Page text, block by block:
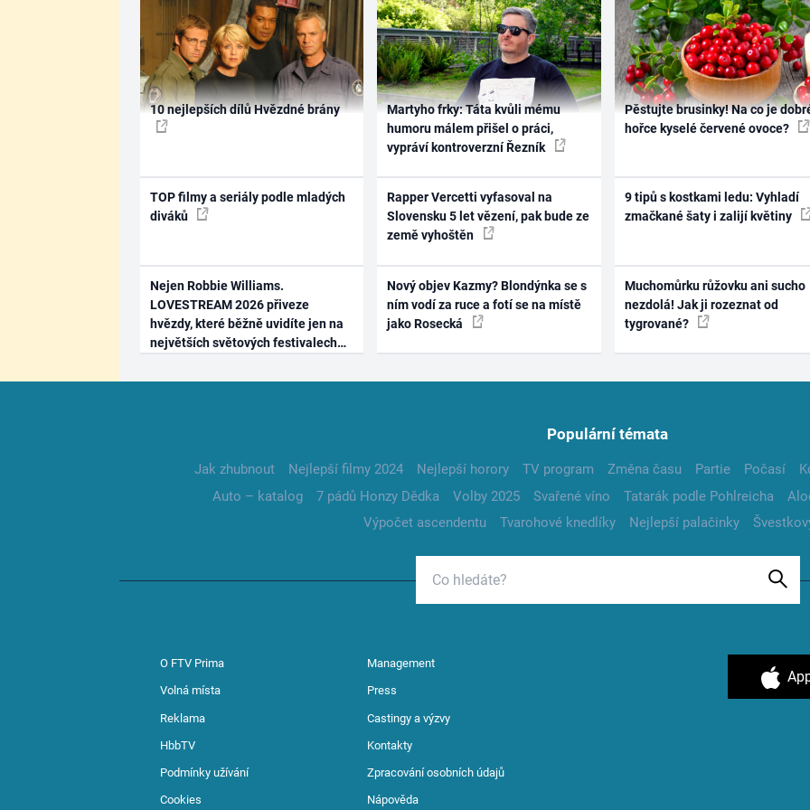
10 nejlepších dílů Hvězdné brány
TOP filmy a seriály podle mladých
diváků
Nejen Robbie Williams.
LOVESTREAM 2026 přiveze
hvězdy, které běžně uvidíte jen na
největších světových festivalech
Martyho frky: Táta kvůli mému
humoru málem přišel o práci,
vypráví kontroverzní Řezník
Rapper Vercetti vyfasoval na
Slovensku 5 let vězení, pak bude ze
země vyhoštěn
Nový objev Kazmy? Blondýnka se s
ním vodí za ruce a fotí se na místě
jako Rosecká
Pěstujte brusinky! Na co je
hořce kyselé červené ovoce?
9 tipů s kostkami ledu: Vyhladí
zmačkané šaty i zalijí květiny
Muchomůrku růžovku ani sucho
nezdolá! Jak ji rozeznat od
tygrované?
Populární témata
Jak zhubnout Nejlepší filmy 2024 Nejlepší horory TV program Změna času Partie Počasí
Auto – katalog
7 pádů Honzy Dědka Volby 2025 Svařené víno Tatarák podle Pohlreicha
Výpočet ascendentu
Tvarohové knedlíky Nejlepší palačinky
O FTV Prima Management
Volná místa Press
Reklama Castingy a výzvy
HbbTV Kontakty
Podmínky užívání Zpracování osobních údajů
Cookies Nápověda